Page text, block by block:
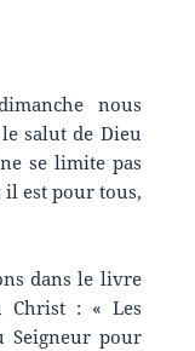
nous
salut de Dieu
se limite pas
il est pour tous,
dans le livre
Christ : « Les
Seigneur pour